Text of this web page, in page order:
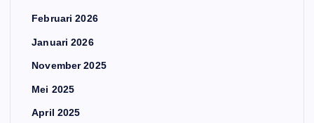
Februari 2026
Januari 2026
November 2025
Mei 2025
April 2025